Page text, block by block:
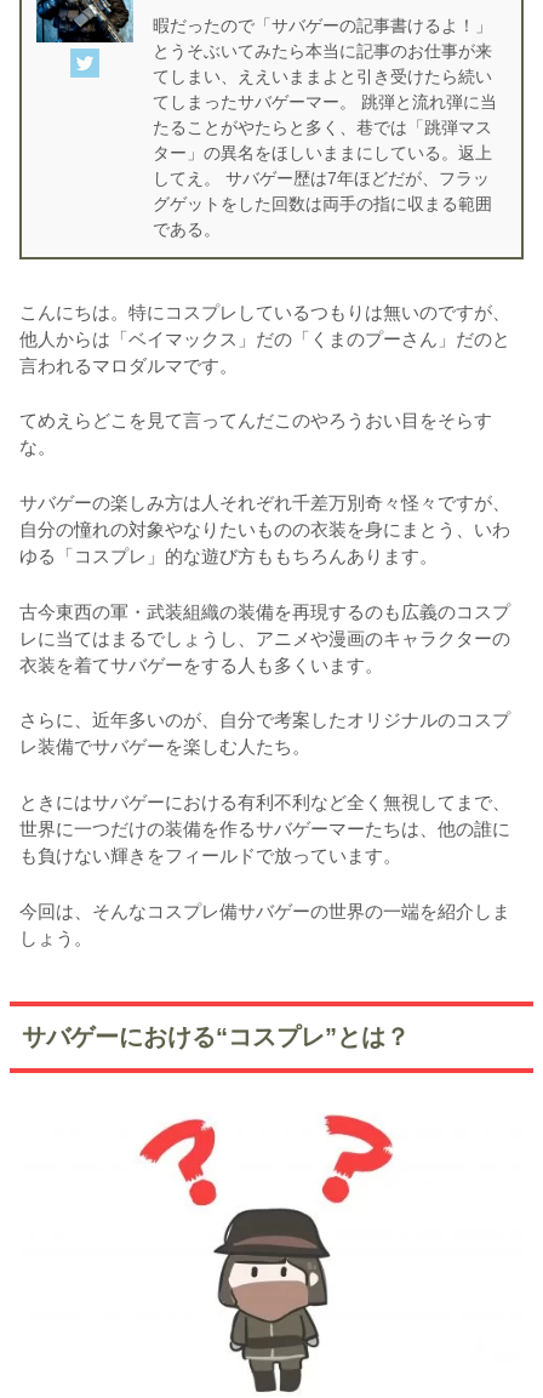
暇だったので「サバゲーの記事書けるよ！」
とうそぶいてみたら本当に記事のお仕事が来
てしまい、ええいままよと引き受けたら続い
てしまったサバゲーマー。 跳弾と流れ弾に当
たることがやたらと多く、巷では「跳弾マス
ター」の異名をほしいままにしている。返上
してえ。 サバゲー歴は7年ほどだが、フラッ
グゲットをした回数は両手の指に収まる範囲
である。
こんにちは。特にコスプレしているつもりは無いのですが、
他人からは「ベイマックス」だの「くまのプーさん」だのと
言われるマロダルマです。
てめえらどこを見て言ってんだこのやろうおい目をそらす
な。
サバゲーの楽しみ方は人それぞれ千差万別奇々怪々ですが、
自分の憧れの対象やなりたいものの衣装を身にまとう、いわ
ゆる「コスプレ」的な遊び方ももちろんあります。
古今東西の軍・武装組織の装備を再現するのも広義のコスプ
レに当てはまるでしょうし、アニメや漫画のキャラクターの
衣装を着てサバゲーをする人も多くいます。
さらに、近年多いのが、自分で考案したオリジナルのコスプ
レ装備でサバゲーを楽しむ人たち。
ときにはサバゲーにおける有利不利など全く無視してまで、
世界に一つだけの装備を作るサバゲーマーたちは、他の誰に
も負けない輝きをフィールドで放っています。
今回は、そんなコスプレ備サバゲーの世界の一端を紹介しま
しょう。
サバゲーにおける“コスプレ”とは？